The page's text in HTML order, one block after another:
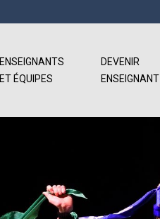
ENSEIGNANTS
ET ÉQUIPES
DEVENIR
ENSEIGNANT